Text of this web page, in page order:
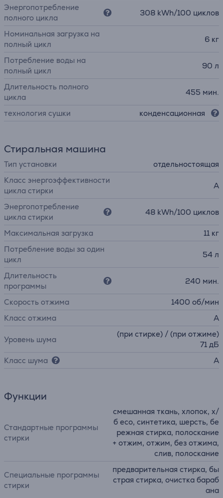
Энергопотребление
полного цикла
308 kWh/100 циклов
Номинальная загрузка на
полный цикл
6 кг
Потребление воды на
полный цикл
90 л
Длительность полного
цикла
455 мин.
технология сушки конденсационная
Стиральная машина
Тип установки
отдельностоящая
Класс энергоэффективности
цикла стирки
A
Энергопотребление
цикла стирки
48 kWh/100 циклов
Максимальная загрузка
11 кг
Потребление воды за один
цикл
54 л
Длительность
программы
240 мин.
Скорость отжима
1400 об/мин
Класс отжима
A
Уровень шума
(при стирке) / (при отжиме)
71 дБ
Класс шума
A
Функции
Стандартные программы
стирки
смешанная ткань, хлопок, х/
б eco, синтетика, шерсть, бе
режная стирка, полоскание
+ отжим, отжим, без отжима,
слив, полоскание
Специальные программы
стирки
предварительная стирка, бы
страя стирка, очистка бараб
ана